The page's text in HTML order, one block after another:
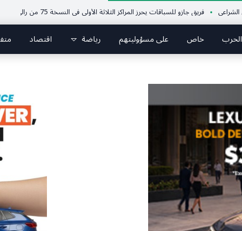
فريق جازو للسباقات يحرز المراكز الثلاثة الأولى في النسخة 75 من رالي فنلندا
الحرب خاص على مسؤوليتهم رياضة اقتصاد